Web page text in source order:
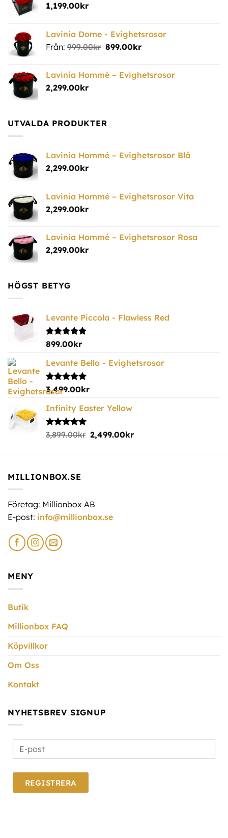
1,199.00kr
Lavinia Dome - Evighetsrosor
Från: 999.00kr 899.00kr
Lavinia Hommé – Evighetsrosor
2,299.00kr
UTVALDA PRODUKTER
Lavinia Hommé – Evighetsrosor Blå
2,299.00kr
Lavinia Hommé – Evighetsrosor Vita
2,299.00kr
Lavinia Hommé – Evighetsrosor Rosa
2,299.00kr
HÖGST BETYG
Levante Piccola - Flawless Red
Betygsatt
899.00kr
Levante Bello - Evighetsrosor
Betygsatt
5.00av 5
3,499.00kr
Infinity Easter Yellow
Betygsatt
5.00
3,899.00kr 2,499.00kr
MILLIONBOX.SE
Företag: Millionbox AB
E-post: info@millionbox.se
MENY
Butik
Millionbox FAQ
Köpvillkor
Om Oss
Kontakt
NYHETSBREV SIGNUP
REGISTRERA